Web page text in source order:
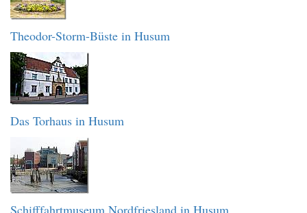
Theodor-Storm-Büste in Husum
Das Torhaus in Husum
Schifffahrtmuseum Nordfriesland in Husum